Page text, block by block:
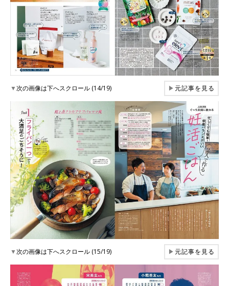
▼次の画像は下へスクロール (14/19) ▶元記事を見る
▼次の画像は下へスクロール (15/19) ▶元記事を見る